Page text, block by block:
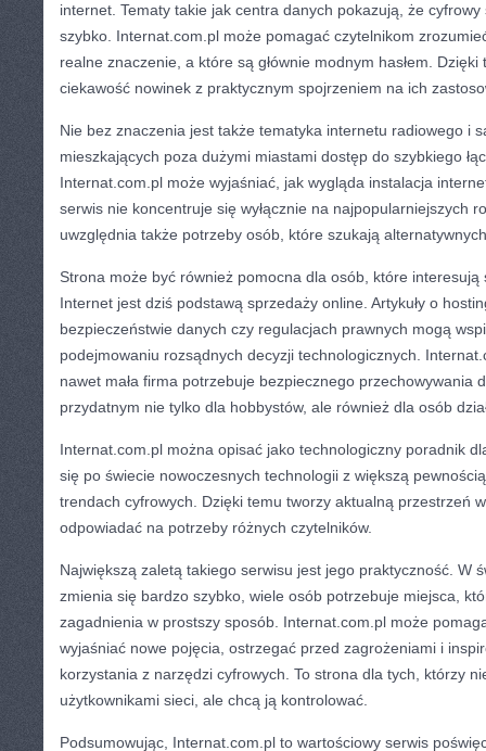
internet. Tematy takie jak centra danych pokazują, że
szybko. Internat.com.pl może pomagać czytelnikom
realne znaczenie, a które są głównie modnym hasłem. Dzięki
ciekawość nowinek z praktycznym spojrzeniem na ich
Nie bez znaczenia jest także tematyka internetu radiowego i
mieszkających poza dużymi miastami dostęp do szybkiego
Internat.com.pl może wyjaśniać, jak wygląda instalacja
serwis nie koncentruje się wyłącznie na najpopularniejszych
uwzględnia także potrzeby osób, które szukają
Strona może być również pomocna dla osób, które
Internet jest dziś podstawą sprzedaży online. Artykuły o
bezpieczeństwie danych czy regulacjach prawnych mogą
podejmowaniu rozsądnych decyzji technologicznych.
nawet mała firma potrzebuje bezpiecznego przechowywania
przydatnym nie tylko dla hobbystów, ale również dla osób
Internat.com.pl można opisać jako technologiczny poradnik
się po świecie nowoczesnych technologii z większą
trendach cyfrowych. Dzięki temu tworzy aktualną przestrzeń
odpowiadać na potrzeby różnych czytelników.
Największą zaletą takiego serwisu jest jego praktyczność. W
zmienia się bardzo szybko, wiele osób potrzebuje miejsca,
zagadnienia w prostszy sposób. Internat.com.pl może
wyjaśniać nowe pojęcia, ostrzegać przed zagrożeniami i
korzystania z narzędzi cyfrowych. To strona dla tych, którzy
użytkownikami sieci, ale chcą ją kontrolować.
Podsumowując, Internat.com.pl to wartościowy serwis